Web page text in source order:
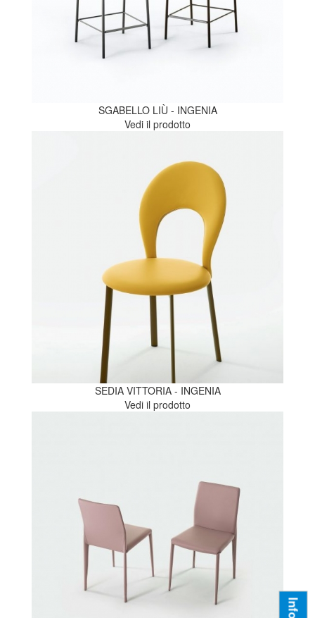
SGABELLO LIÙ - INGENIA
Vedi il prodotto
SEDIA VITTORIA - INGENIA
Vedi il prodotto